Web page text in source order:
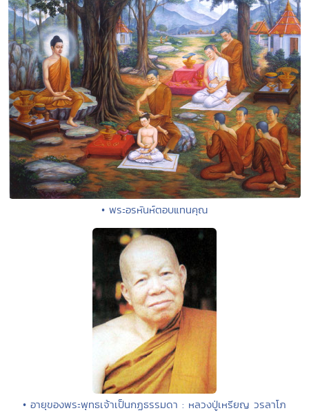
• พระอรหันห์ตอบแทนคุณ
• อายุของพระพุทธเจ้าเป็นกฏธรรมดา : หลวงปู่เหรียญ วรลาโภ